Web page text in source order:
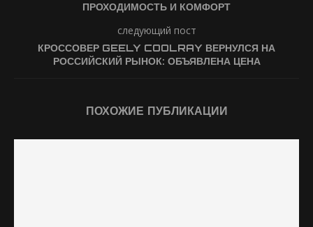
ПРОХОДИМОСТЬ И КОМФОРТ
следующий пост
КРОССОВЕР GEELY COOLRAY ВЕРНУЛСЯ НА
РОССИЙСКИЙ РЫНОК: ОБЪЯВЛЕНА ЦЕНА
ПОХОЖИЕ ПУБЛИКАЦИИ